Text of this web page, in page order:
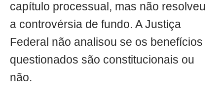
capítulo processual, mas não resolveu
a controvérsia de fundo. A Justiça
Federal não analisou se os benefícios
questionados são constitucionais ou
não.